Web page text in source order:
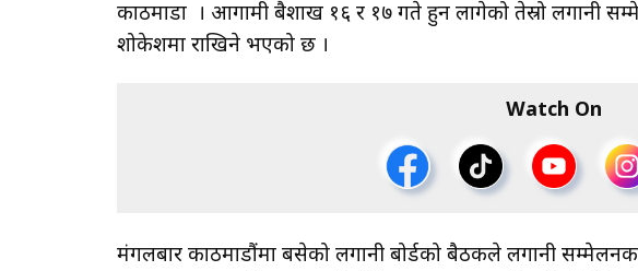
काठमाडाैँ । आगामी बैशाख १६ र १७ गते हुन लागेको तेस्रो लगानी
शोकेशमा राखिने भएको छ ।
Watch On
मंगलबार काठमाडौंमा बसेको लगानी बोर्डको बैठकले लगानी